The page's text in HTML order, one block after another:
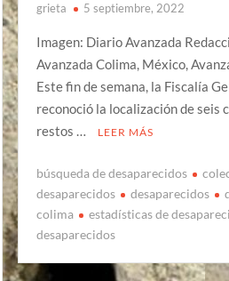
grieta 5 septiembre, 2022
Imagen: Diario Avanzada
Avanzada Colima, México,
Este fin de semana, la Fiscalía
reconoció la localización de seis
restos …
LEER MÁS
búsqueda de desaparecidos
desaparecidos
desaparecidos
colima
estadísticas de
desaparecidos